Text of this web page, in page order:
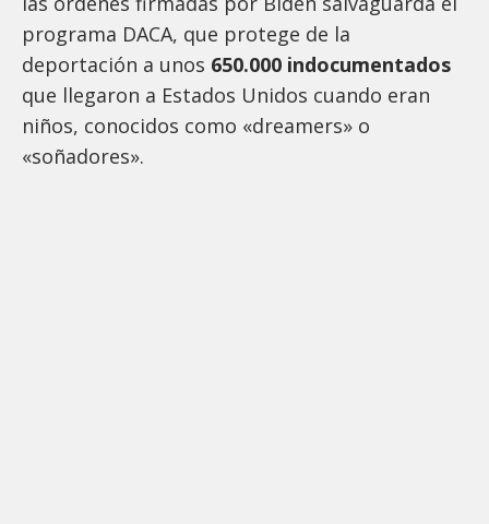
programa DACA, que protege de la
deportación a unos 650.000 indocumentados
que llegaron a Estados Unidos cuando eran
niños, conocidos como «dreamers» o
«soñadores».